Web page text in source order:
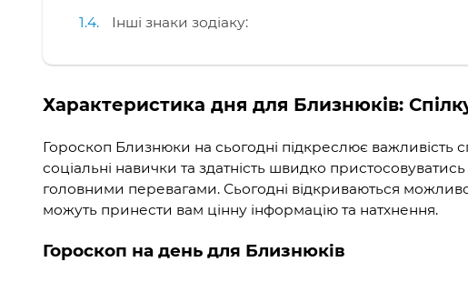
Інші знаки зодіаку:
Характеристика дня для Близнюків:
Гороскоп Близнюки на сьогодні підкреслює важливість
соціальні навички та здатність швидко
головними перевагами. Сьогодні відкриваються
можуть принести вам цінну інформацію та натхнення.
Гороскоп на день для Близнюків